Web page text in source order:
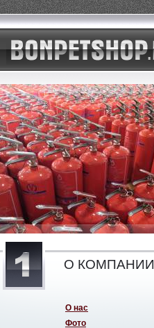
О КОМПАНИИ
О нас
Фото